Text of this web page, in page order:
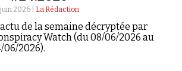
juin 2026 | La Rédaction
de la semaine décryptée par
Watch (du 08/06/2026 au
06/2026).